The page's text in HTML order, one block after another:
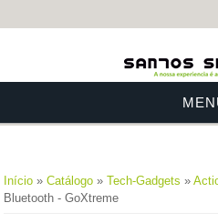
Está aqui
Início »Catálogo »Tech-Gadgets »
Bluetooth - GoXtreme